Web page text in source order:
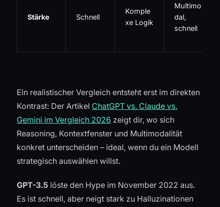
Stärke Schnell
Komple
xe Logik
Multimo
dal,
schnell
Ein realistischer Vergleich entsteht erst im direkten
Kontrast: Der Artikel ChatGPT vs. Claude vs.
Gemini im Vergleich 2026 zeigt dir, wo sich
Reasoning, Kontextfenster und Multimodalität
konkret unterscheiden – ideal, wenn du ein Modell
strategisch auswählen willst.
GPT-3.5 löste den Hype im November 2022 aus.
Es ist schnell, aber neigt stark zu Halluzinationen